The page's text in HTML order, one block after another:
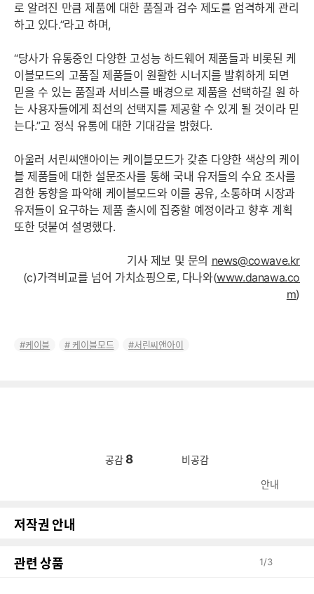
로 알려진 만큼 제품에 대한 품질과 검수 제도를 엄격하게 관리
하고 있다.”라고 하며,
“당사가 유통중인 다양한 고성능 하드웨어 제품들과 비롯된 케
이블모드의 고품질 제품들이 원활한 시너지를 발휘하게 되면
믿을 수 있는 품질과 서비스를 배경으로 제품을 선택하길 원 하
는 사용자들에게 최선의 선택지를 제공할 수 있게 될 것이라 믿
는다.”고 정식 유통에 대한 기대감을 밝혔다.
아울러 서린씨앤아이는 케이블모드가 갖춘 다양한 색상의 케이
블 제품들에 대한 설문조사를 통해 국내 유저들의 수요 조사를
겸한 동향을 파악해 케이블모드와 이를 공유, 소통하며 시장과
유저들이 요구하는 제품 출시에 집중할 예정이라고 향후 계획
또한 덧붙여 설명했다.
기사 제보 및 문의 news@cowave.kr
(c)가격비교를 넘어 가치쇼핑으로, 다나와(www.danawa.co
m)
케이블 케이블모드 서린씨앤아이
공감8 비공감
안내
저작권 안내
관련 상품 1/3